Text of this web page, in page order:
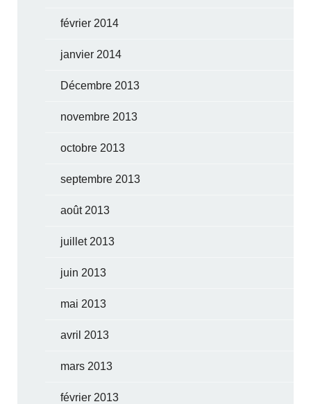
février 2014
janvier 2014
Décembre 2013
novembre 2013
octobre 2013
septembre 2013
août 2013
juillet 2013
juin 2013
mai 2013
avril 2013
mars 2013
février 2013